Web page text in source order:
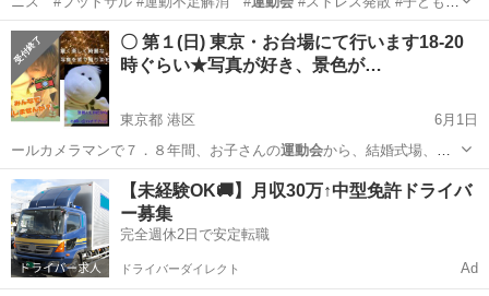
頃が懐かし…
東京 世田谷区 スポーツ
〇 第１(日) 東京・お台場にて行います18-20
時ぐらい★写真が好き、景色が…
東京都 港区
6月1日
ールカメラマンで７．８年間、お子さんの運動会から、結婚式場、セ
シルマクビーや G…
東京 港区 その他 お台場
【未経験OK🚚】月収30万↑中型免許ドライバ
ー募集
完全週休2日で安定転職
ドライバーダイレクト Ad